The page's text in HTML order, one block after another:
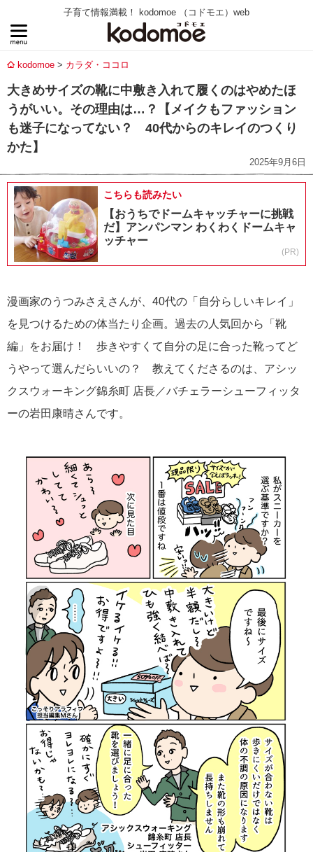
子育て情報満載！ kodomoe （コドモエ）web
kodomoe カラダ・ココロ
大きめサイズの靴に中敷き入れて履くのはやめたほ
うがいい。その理由は…？【メイクもファッション
も迷子になってない？ 40代からのキレイのつくり
かた】
2025年9月6日
こちらも読みたい
【おうちでドームキャッチャーに挑戦
だ】アンパンマン わくわくドームキャ
ッチャー
(PR)
漫画家のうつみさえさんが、40代の「自分らしいキレイ」
を見つけるための体当たり企画。過去の人気回から「靴
編」をお届け！ 歩きやすくて自分の足に合った靴ってど
うやって選んだらいいの？ 教えてくださるのは、アシッ
クスウォーキング錦糸町 店長／バチェラーシューフィッタ
ーの岩田康晴さんです。